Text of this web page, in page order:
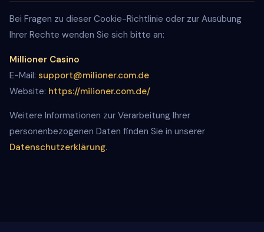
Bei Fragen zu dieser Cookie-Richtlinie oder zur Ausübung
Ihrer Rechte wenden Sie sich bitte an:
Millioner Casino
E-Mail: support@milioner.com.de
Website: https://milioner.com.de/
Weitere Informationen zur Verarbeitung Ihrer
personenbezogenen Daten finden Sie in unserer
Datenschutzerklärung.